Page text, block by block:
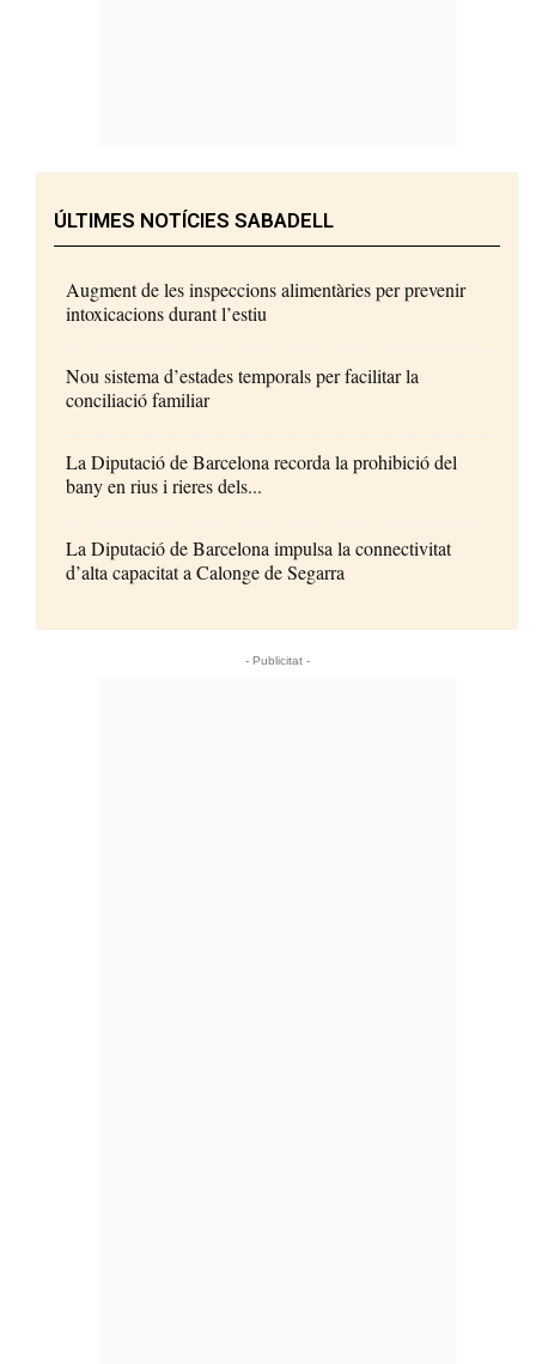
ÚLTIMES NOTÍCIES SABADELL
Augment de les inspeccions alimentàries per prevenir
intoxicacions durant l’estiu
Nou sistema d’estades temporals per facilitar la
conciliació familiar
La Diputació de Barcelona recorda la prohibició del
bany en rius i rieres dels...
La Diputació de Barcelona impulsa la connectivitat
d’alta capacitat a Calonge de Segarra
- Publicitat -